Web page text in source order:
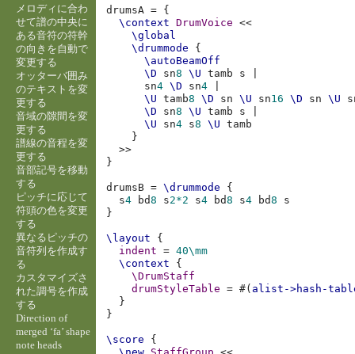
drumsA = {
\context
DrumVoice
<<
\global
\drummode
{
\autoBeamOff
\D
sn8 \U tamb s
sn4 \D sn4
\U
tamb8 \D sn \U sn16 \D sn \U
\D
sn8 \U tamb s
\U
sn4 s8 \U
tamb
}
>>
}
drumsB = \drummode
{
s4 bd8 s2*2 s4 bd8 s4 bd8
}
\layout
{
indent
= 40\mm
\context
{
\DrumStaff
drumStyleTable
= #( alist->hash-
}
}
\score
{
メロディに合わ
せて譜の中央に
ある音符の符幹
の向きを自動で
変更する
オッターバ囲み
のテキストを変
更する
音域の隙間を変
更する
譜線の音程を変
更する
音部記号を移動
する
ピッチに応じて
符頭の色を変更
する
異なるピッチの
音符列を作成す
る
カスタマイズさ
れた調号を作成
する
Direction of
merged ‘fa’ shape
note heads